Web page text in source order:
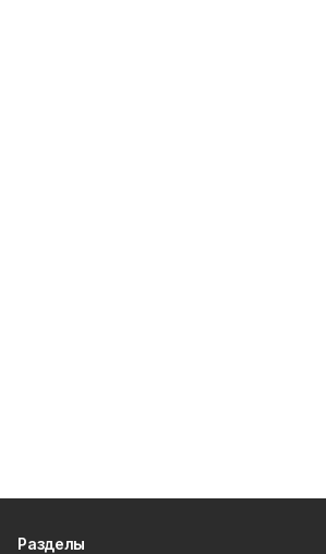
Разделы